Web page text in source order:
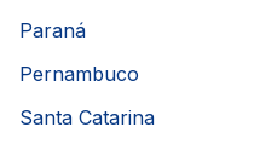
Paraná
Pernambuco
Santa Catarina